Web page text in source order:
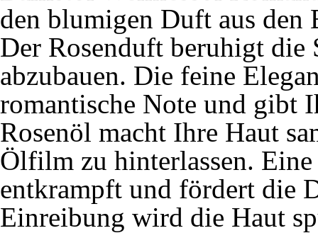
den blumigen Duft aus den
Der Rosenduft beruhigt
abzubauen. Die feine
romantische Note und gibt
Rosenöl macht Ihre Haut
Ölfilm zu hinterlassen.
entkrampft und fördert die
Einreibung wird die Haut